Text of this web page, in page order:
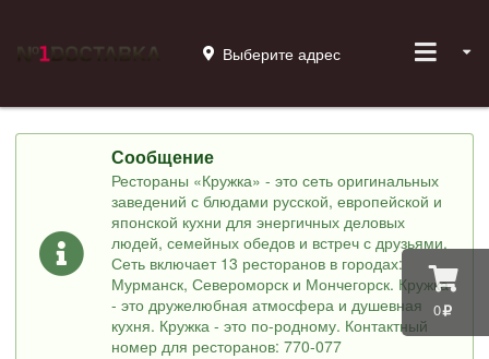
0
Выберите адрес
Сообщение
Рестораны «Кружка» - это сеть оригинальных
заведений с блюдами русской, европейской и
японской кухни для энергичных деловых
людей, семейных обедов и встреч с друзьями.
Сеть включает 13 ресторанов в городах:
Мурманск, Североморск и Мончегорск. Кружка
- это дружелюбная атмосфера и душевная
кухня. Кружка - это по-родному. Контактный
номер для ресторанов: 770-077